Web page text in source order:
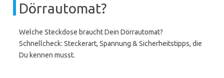
Dörrautomat?
Welche Steckdose braucht Dein Dörrautomat?
Schnellcheck: Steckerart, Spannung & Sicherheitstipps, die
Du kennen musst.